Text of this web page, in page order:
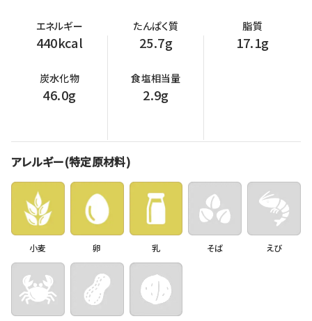
エネルギー
440kcal
たんぱく質
25.7g
脂質
17.1g
炭水化物
46.0g
食塩相当量
2.9g
アレルギー(特定原材料)
小麦 卵 乳 そば えび